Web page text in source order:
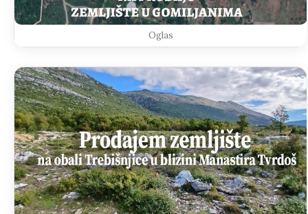
Oglas